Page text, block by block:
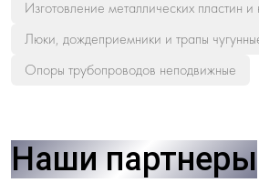
Изготовление металлических пластин и
Люки, дождеприемники и трапы
Опоры трубопроводов неподвижные
Наши партнеры